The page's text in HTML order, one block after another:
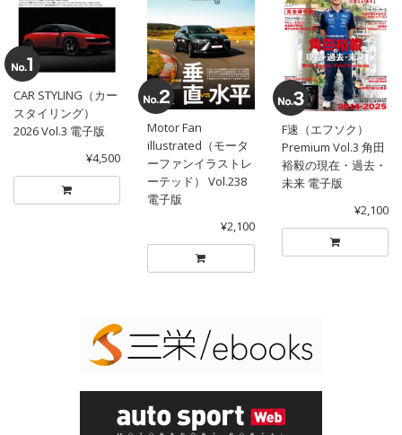
CAR STYLING（カー
スタイリング）
2026 Vol.3 電子版
¥4,500
Motor Fan
illustrated（モータ
ーファンイラストレ
ーテッド） Vol.238
電子版
¥2,100
F速（エフソク）
Premium Vol.3 角田
裕毅の現在・過去・
未来 電子版
¥2,100